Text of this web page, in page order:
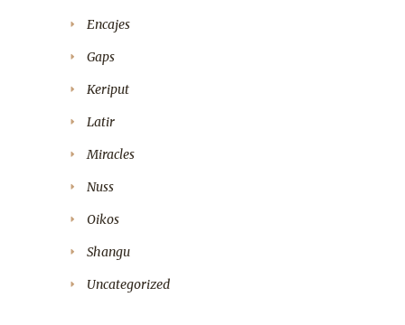
Encajes
Gaps
Keriput
Latir
Miracles
Nuss
Oikos
Shangu
Uncategorized